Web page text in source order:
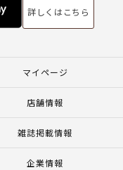
詳しくはこちら
マイページ
店舗情報
雑誌掲載情報
企業情報